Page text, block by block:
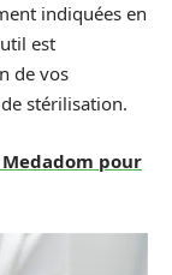
indiquées en
est
de vos
stérilisation.
pour